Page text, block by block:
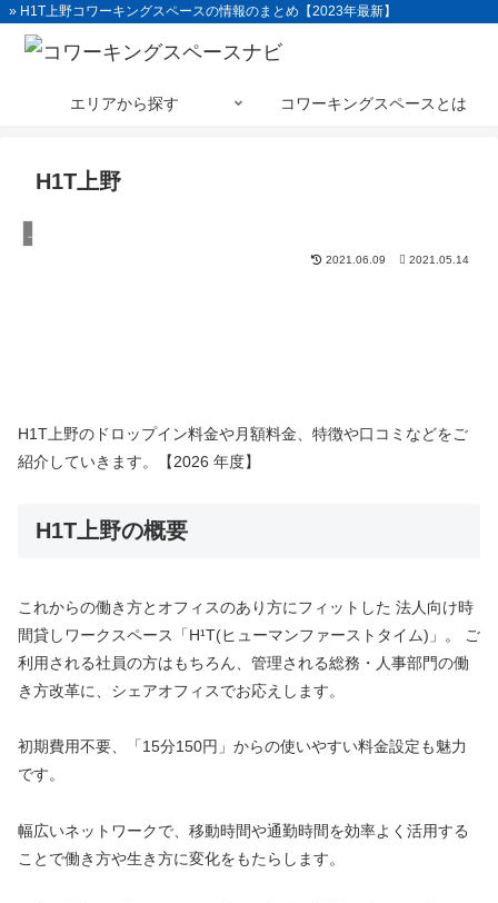
» H1T上野コワーキングスペースの情報のまとめ【2023年最新】
エリアから探す コワーキングスペースとは
H1T上野
2021.06.09 2021.05.14
H1T上野のドロップイン料金や月額料金、特徴や口コミなどをご
紹介していきます。【2026 年度】
H1T上野の概要
これからの働き方とオフィスのあり方にフィットした 法人向け時
間貸しワークスペース「H¹T(ヒューマンファーストタイム)」。 ご
利用される社員の方はもちろん、管理される総務・人事部門の働
き方改革に、シェアオフィスでお応えします。
初期費用不要、「15分150円」からの使いやすい料金設定も魅力
です。
幅広いネットワークで、移動時間や通勤時間を効率よく活用する
ことで働き方や生き方に変化をもたらします。